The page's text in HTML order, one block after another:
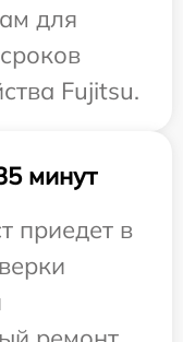
для
Fujitsu.
минут
приедет в